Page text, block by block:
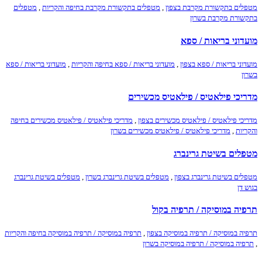
מטפלים בתקשורת מקרבת בצפון , מטפלים בתקשורת מקרבת בחיפה והקריות , מטפלים
בתקשורת מקרבת בשרון
מועדוני בריאות / ספא
מועדוני בריאות / ספא בצפון מועדוני בריאות / ספא בחיפה והקריות
מועדוני בריאות / ספא
בשרון
מדריכי פילאטיס / פילאטיס מכשירים
מדריכי פילאטיס / פילאטיס מכשירים בצפון , מדריכי פילאטיס / פילאטיס מכשירים בחיפה
והקריות , מדריכי פילאטיס / פילאטיס מכשירים בשרון
מטפלים בשיטת גרינברג
מטפלים בשיטת גרינברג בצפון מטפלים בשיטת גרינברג בשרון
מטפלים בשיטת גרינברג
בגוש דן
תרפיה במוסיקה / תרפיה בקול
תרפיה במוסיקה / תרפיה במוסיקה בצפון , תרפיה במוסיקה / תרפיה במוסיקה בחיפה והקריות
, תרפיה במוסיקה / תרפיה במוסיקה בשרון